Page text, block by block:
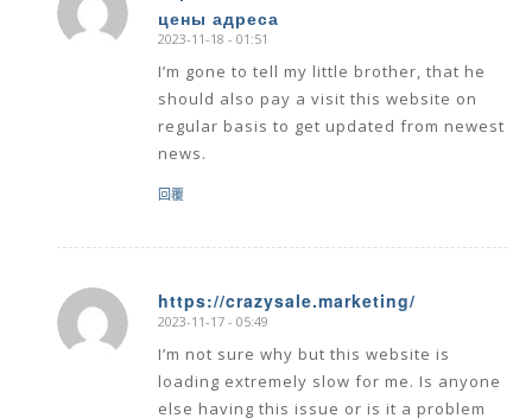
цены адреса
says:
2023-11-18 - 01:51
I’m gone to tell my little brother, that he
should also pay a visit this website on
regular basis to get updated from newest
news.
回覆
https://crazysale.marketing/
says:
2023-11-17 - 05:49
I’m not sure why but this website is
loading extremely slow for me. Is anyone
else having this issue or is it a problem